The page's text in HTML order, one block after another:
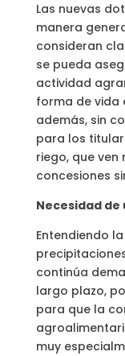
Las nuevas
manera
consideran
se pueda
actividad
forma de vida
además, sin
para los
riego, que ven
concesiones
Necesidad
Entendiendo
continúa
largo plazo,
para que la
muy